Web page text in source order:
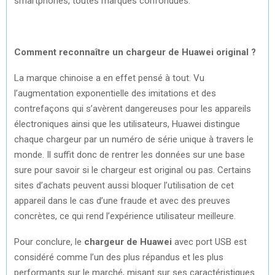
Comment reconnaître un chargeur de Huawei original ?
La marque chinoise a en effet pensé à tout. Vu
l’augmentation exponentielle des imitations et des
contrefaçons qui s’avèrent dangereuses pour les appareils
électroniques ainsi que les utilisateurs, Huawei distingue
chaque chargeur par un numéro de série unique à travers le
monde. Il suffit donc de rentrer les données sur une base
sure pour savoir si le chargeur est original ou pas. Certains
sites d’achats peuvent aussi bloquer l’utilisation de cet
appareil dans le cas d’une fraude et avec des preuves
concrètes, ce qui rend l’expérience utilisateur meilleure.
Pour conclure, le chargeur de Huawei avec port USB est
considéré comme l’un des plus répandus et les plus
performants sur le marché, misant sur ses caractéristiques